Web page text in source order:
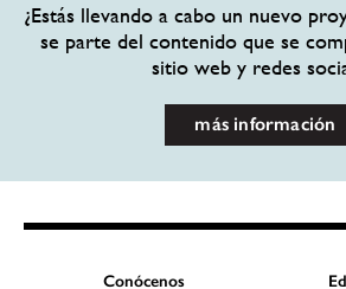
¿Estás llevando a cabo un nuevo
se parte del contenido que se
sitio web y redes
más información
Conócenos